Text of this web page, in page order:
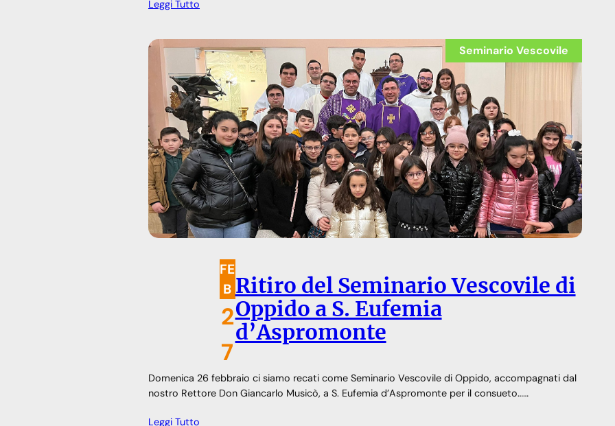
Leggi Tutto
Seminario Vescovile
FE
B
2
7
Ritiro del Seminario Vescovile di
Oppido a S. Eufemia
d’Aspromonte
Domenica 26 febbraio ci siamo recati come Seminario Vescovile di Oppido, accompagnati dal
nostro Rettore Don Giancarlo Musicò, a S. Eufemia d’Aspromonte per il consueto……
Leggi Tutto